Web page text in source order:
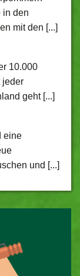
in den
mit den [...]
10.000
jeder
geht [...]
eine
und [...]